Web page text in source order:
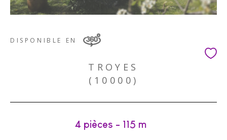
DISPONIBLE EN
TROYES
(10000)
4 pièces - 115 m²